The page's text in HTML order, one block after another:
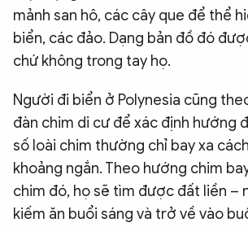
mảnh san hô, các cây que để thể
biển, các đảo. Dạng bản đồ đó
chứ không trong tay họ.
Người đi biển ở Polynesia cũng
đàn chim di cư để xác định hướng
số loài chim thường chỉ bay xa
khoảng ngắn. Theo hướng chim
chim đó, họ sẽ tìm được đất liền –
kiếm ăn buổi sáng và trở về vào